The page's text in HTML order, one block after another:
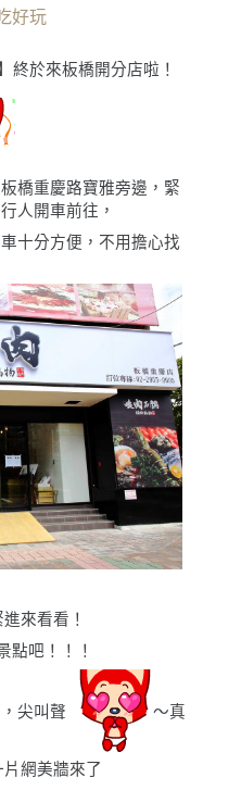
好玩
】終於來板橋開分店啦！
橋重慶路寶雅旁邊，緊
人開車前往，
十分方便，不用擔心找
來看看！
點吧！！！
尖叫聲 〜真
網美牆來了